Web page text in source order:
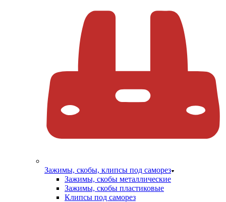
Зажимы, скобы, клипсы под саморез
Зажимы, скобы металлические
Зажимы, скобы пластиковые
Клипсы под саморез